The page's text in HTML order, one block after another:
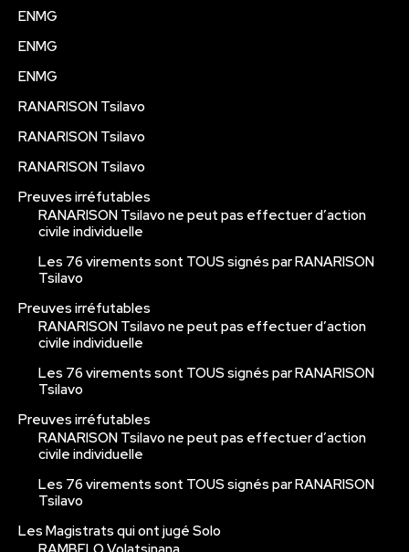
ENMG
ENMG
ENMG
RANARISON Tsilavo
RANARISON Tsilavo
RANARISON Tsilavo
Preuves irréfutables
RANARISON Tsilavo ne peut pas effectuer d’action
civile individuelle
Les 76 virements sont TOUS signés par RANARISON
Tsilavo
Preuves irréfutables
RANARISON Tsilavo ne peut pas effectuer d’action
civile individuelle
Les 76 virements sont TOUS signés par RANARISON
Tsilavo
Preuves irréfutables
RANARISON Tsilavo ne peut pas effectuer d’action
civile individuelle
Les 76 virements sont TOUS signés par RANARISON
Tsilavo
Les Magistrats qui ont jugé Solo